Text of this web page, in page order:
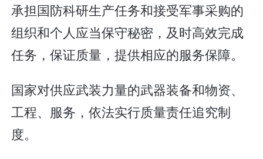
承担国防科研生产任务和接受军事采购的
组织和个人应当保守秘密，及时高效完成
任务，保证质量，提供相应的服务保障。
国家对供应武装力量的武器装备和物资、
工程、服务，依法实行质量责任追究制
度。